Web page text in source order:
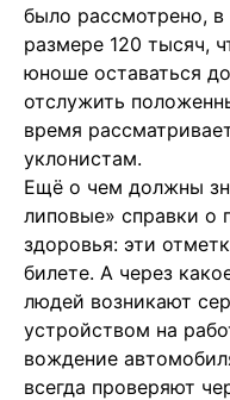
было рассмотрено,
размере 120 тысяч,
юноше оставаться
отслужить
время
уклонистам.
Ещё о чем должны
липовые» справки о
здоровья: эти
билете. А через
людей возникают
устройством на
вождение
всегда проверяют